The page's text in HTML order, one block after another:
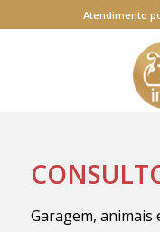
Atendimento
Garagem, animais